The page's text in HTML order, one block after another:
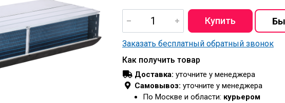
Заказать бесплатный обратный звонок
Как получить товар
Доставка: уточните у менеджера
Самовывоз: уточните у менеджера
По Москве и области: курьером